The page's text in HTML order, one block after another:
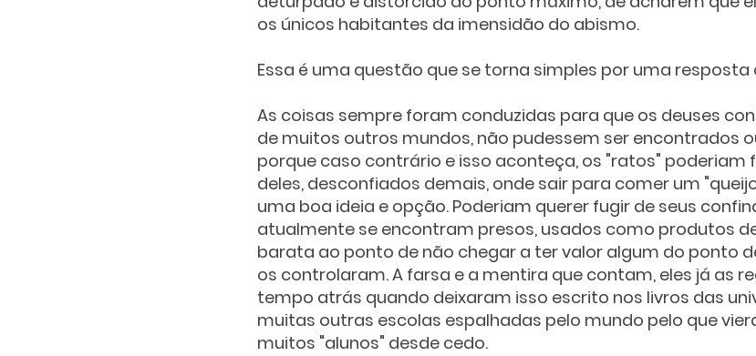
os únicos habitantes da imensidão do abismo.
Essa é uma questão que se torna simples por uma resposta
As coisas sempre foram conduzidas para que os deuses
de muitos outros mundos, não pudessem ser encontrados
porque caso contrário e isso aconteça, os "ratos" poderiam
deles, desconfiados demais, onde sair para comer um
uma boa ideia e opção. Poderiam querer fugir de seus
atualmente se encontram presos, usados como produtos
barata ao ponto de não chegar a ter valor algum do ponto
os controlaram. A farsa e a mentira que contam, eles já as
tempo atrás quando deixaram isso escrito nos livros das
muitas outras escolas espalhadas pelo mundo pelo que
muitos "alunos" desde cedo.